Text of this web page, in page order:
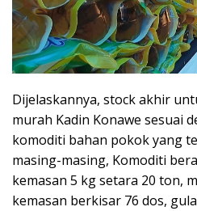
Dijelaskannya, stock akhir
murah Kadin Konawe sesuai
komoditi bahan pokok yang
masing-masing, Komoditi
kemasan 5 kg setara 20 ton,
kemasan berkisar 76 dos,